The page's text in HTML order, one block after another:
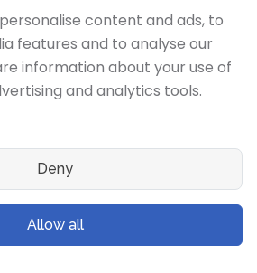
(metric) में बदलें
(metric) में बदलें
बदलें
mass unit में बदलें
में बदलें
mass में बदलें
mass (rest) में बदलें
में बदलें
content and ads, to
features and to analyse our
information about your use of
and analytics tools.
Deny
Allow all